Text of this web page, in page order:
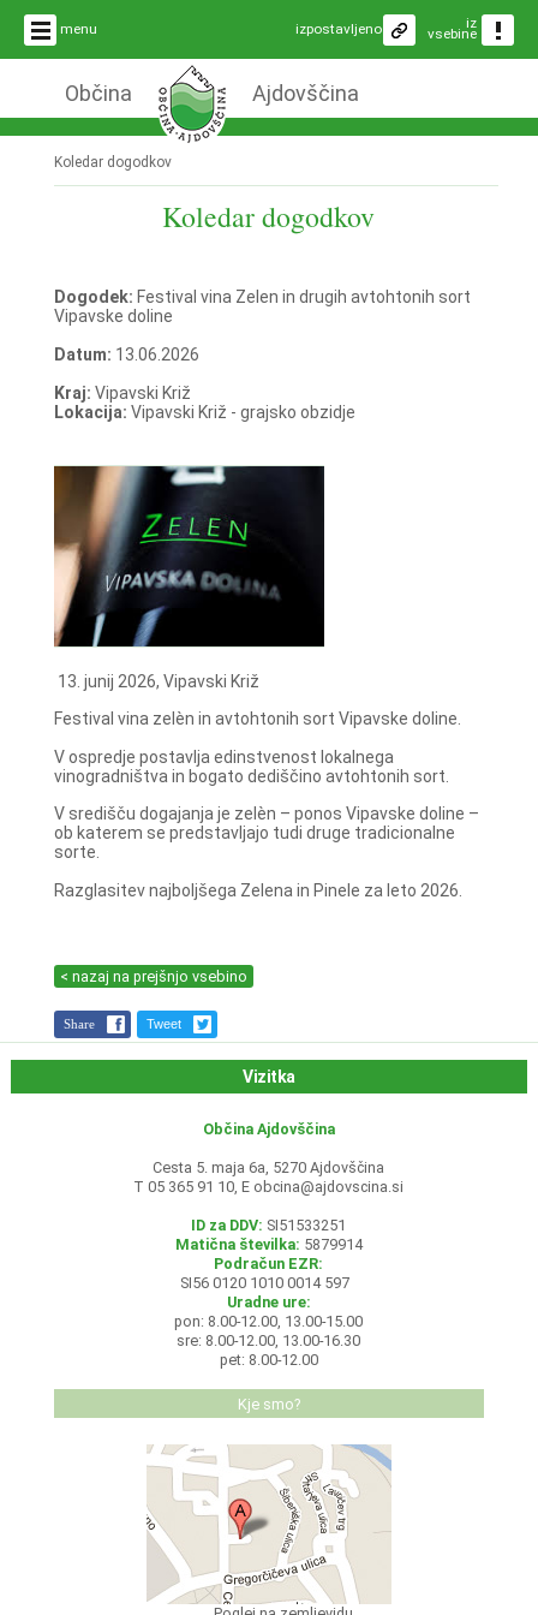
menu iz
vsebine
izpostavljeno
Občina Ajdovščina
Koledar dogodkov
Koledar dogodkov
Dogodek: Festival vina Zelen in drugih avtohtonih sort
Vipavske doline
Datum: 13.06.2026
Kraj: Vipavski Križ
Lokacija: Vipavski Križ - grajsko obzidje
13. junij 2026, Vipavski Križ
Festival vina zelèn in avtohtonih sort Vipavske doline.
V ospredje postavlja edinstvenost lokalnega
vinogradništva in bogato dediščino avtohtonih sort.
V središču dogajanja je zelèn – ponos Vipavske doline –
ob katerem se predstavljajo tudi druge tradicionalne
sorte.
Razglasitev najboljšega Zelena in Pinele za leto 2026.
< nazaj na prejšnjo vsebino
Share Tweet
Vizitka
Občina Ajdovščina
Cesta 5. maja 6a, 5270 Ajdovščina
T 05 365 91 10, E obcina@ajdovscina.si
ID za DDV: SI51533251
Matična številka: 5879914
Podračun EZR:
SI56 0120 1010 0014 597
Uradne ure:
pon: 8.00-12.00, 13.00-15.00
sre: 8.00-12.00, 13.00-16.30
pet: 8.00-12.00
Kje smo?